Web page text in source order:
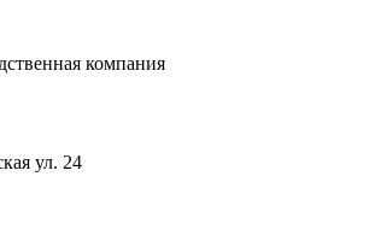
компания
ул. 24